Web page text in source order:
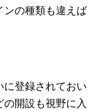
ンの種類も違えば
に登録されておい
開設も視野に入